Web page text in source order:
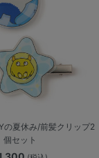
の夏休み/前髪クリップ2
個セット